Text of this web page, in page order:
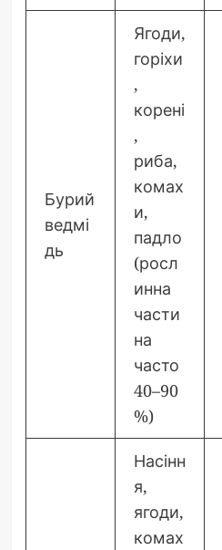
Бурий
ведмі
дь
Ягоди,
горіхи
,
корені
,
риба,
комах
и,
падло
(росл
инна
части
на
часто
40–90
%)
Насінн
я,
ягоди,
комах